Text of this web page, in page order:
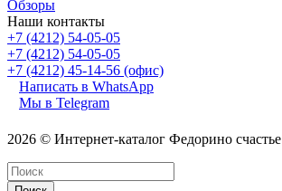
Обзоры
Наши контакты
+7 (4212) 54-05-05
+7 (4212) 54-05-05
+7 (4212) 45-14-56 (офис)
Написать в WhatsApp
Мы в Telegram
2026 © Интернет-каталог Федорино счастье